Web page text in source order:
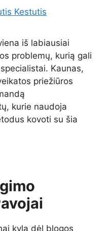
Kestutis
iš labiausiai
problemų, kurią gali
Kaunas,
priežiūros
kurie naudoja
kovoti su šia
kyla dėl blogos